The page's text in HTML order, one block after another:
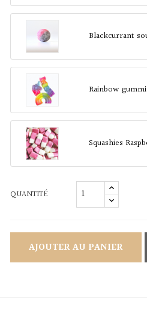
Blackcurrant
Rainbow
Squashies
QUANTITÉ
AJOUTER AU PANIER